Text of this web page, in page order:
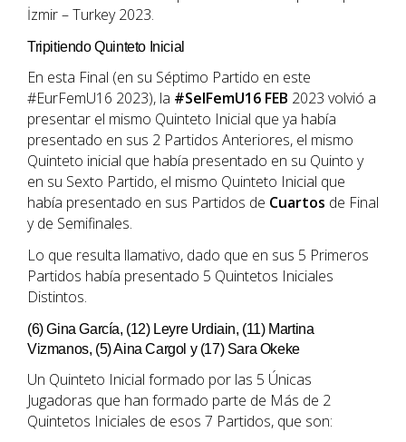
İzmir – Turkey 2023.
Tripitiendo Quinteto Inicial
En esta Final (en su Séptimo Partido en este
#EurFemU16 2023), la #SelFemU16 FEB 2023 volvió a
presentar el mismo Quinteto Inicial que ya había
presentado en sus 2 Partidos Anteriores, el mismo
Quinteto inicial que había presentado en su Quinto y
en su Sexto Partido, el mismo Quinteto Inicial que
había presentado en sus Partidos de Cuartos de Final
y de Semifinales.
Lo que resulta llamativo, dado que en sus 5 Primeros
Partidos había presentado 5 Quintetos Iniciales
Distintos.
(6) Gina García, (12) Leyre Urdiain, (11) Martina
Vizmanos, (5) Aina Cargol y (17) Sara Okeke
Un Quinteto Inicial formado por las 5 Únicas
Jugadoras que han formado parte de Más de 2
Quintetos Iniciales de esos 7 Partidos, que son: